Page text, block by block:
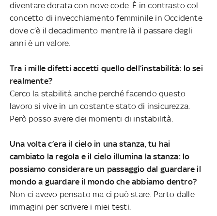
diventare dorata con nove code. È in contrasto col
concetto di invecchiamento femminile in Occidente
dove c’è il decadimento mentre là il passare degli
anni è un valore.
Tra i mille difetti accetti quello dell’instabilità: lo sei
realmente?
Cerco la stabilità anche perché facendo questo
lavoro si vive in un costante stato di insicurezza.
Però posso avere dei momenti di instabilità.
Una volta c’era il cielo in una stanza, tu hai
cambiato la regola e il cielo illumina la stanza: lo
possiamo considerare un passaggio dal guardare il
mondo a guardare il mondo che abbiamo dentro?
Non ci avevo pensato ma ci può stare. Parto dalle
immagini per scrivere i miei testi.